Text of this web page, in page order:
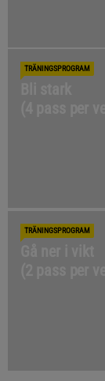
TRÄNINGSPROGRAM
TRÄNINGSPROGRAM